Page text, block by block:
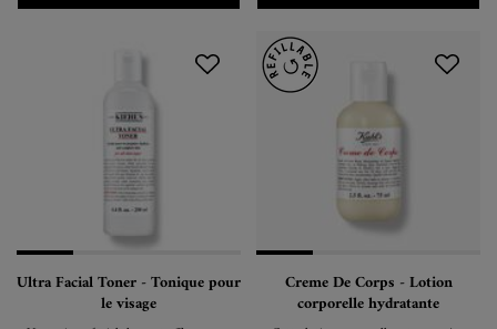
Ultra Facial Toner - Tonique pour
le visage
Creme De Corps - Lotion
corporelle hydratante